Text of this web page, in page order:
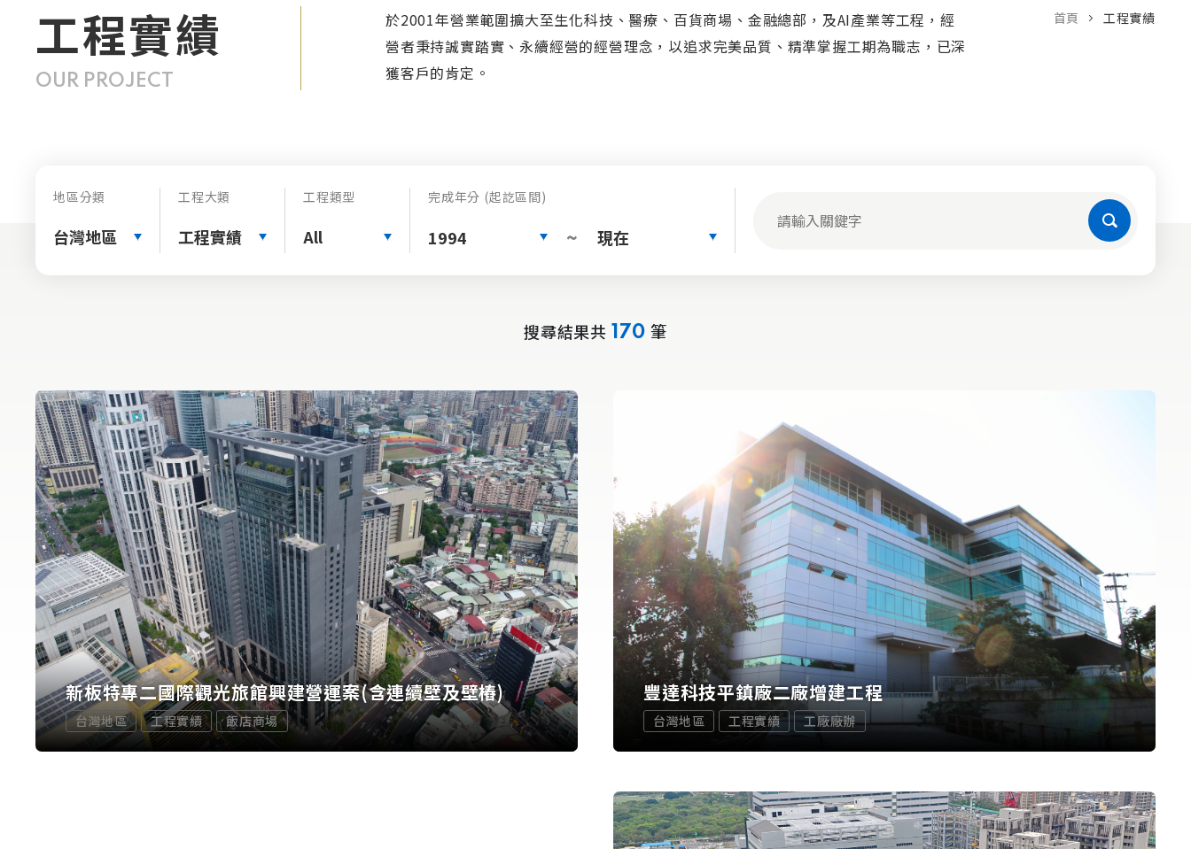
工程實績
OUR PROJECT
於2001年營業範圍擴大至生化科技、醫療、百貨商場、金融總部，及AI產業等工程，經
營者秉持誠實踏實、永續經營的經營理念，以追求完美品質、精準掌握工期為職志，已深
獲客戶的肯定。
首頁 工程實績
地區分類
台灣地區
工程大類
工程實績
工程類型
All
完成年分 (起訖區間)
1994 ~ 現在
搜尋結果共 170 筆
新板特專二國際觀光旅館興建營運案(含連續壁及壁樁)
台灣地區 工程實績 飯店商場
豐達科技平鎮廠二廠增建工程
台灣地區 工程實績 工廠廠辦